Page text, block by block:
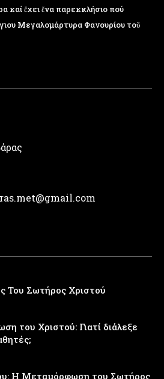
καί ἔχει ἕνα παρεκκλήσιο πού
Μεγαλομάρτυρα Φανουρίου τοῦ
Σωτήρος Χριστού
του Χριστού: Γιατί διάλεξε
Η Μεταμόρφωση του Σωτήρος